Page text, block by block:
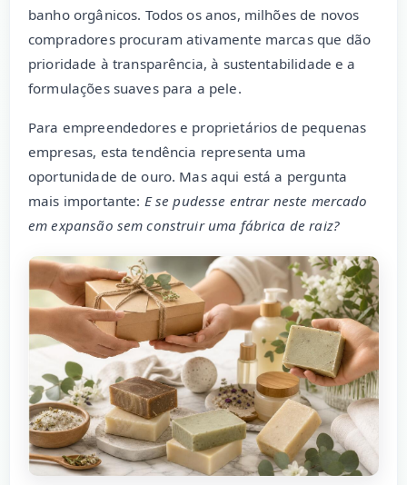
banho orgânicos. Todos os anos, milhões de novos
compradores procuram ativamente marcas que dão
prioridade à transparência, à sustentabilidade e a
formulações suaves para a pele.
Para empreendedores e proprietários de pequenas
empresas, esta tendência representa uma
oportunidade de ouro. Mas aqui está a pergunta
mais importante: E se pudesse entrar neste mercado
em expansão sem construir uma fábrica de raiz?